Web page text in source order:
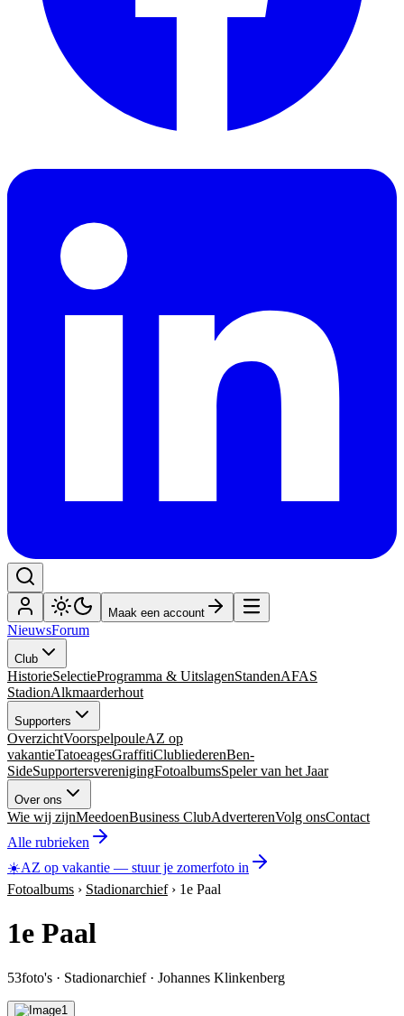
Maak een account
NieuwsForum
Club
HistorieSelectieProgramma & UitslagenStandenAFAS
StadionAlkmaarderhout
Supporters
OverzichtVoorspelpouleAZ op
vakantieTatoeagesGraffitiClubliederenBen-
SideSupportersverenigingFotoalbumsSpeler van het Jaar
Over ons
Wie wij zijnMeedoenBusiness ClubAdverterenVolg onsContact
Alle rubrieken
☀️AZ op vakantie — stuur je zomerfoto in
Fotoalbums › Stadionarchief› 1e Paal
1e Paal
53foto's · Stadionarchief· Johannes Klinkenberg